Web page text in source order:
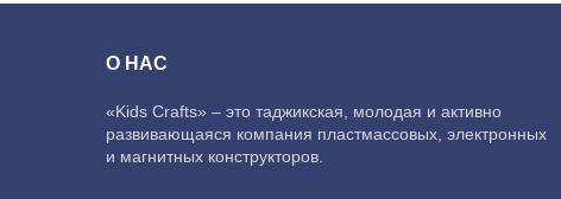
О НАС
«Kids Crafts» – это таджикская, молодая и активно
развивающаяся компания пластмассовых, электронных
и магнитных конструкторов.